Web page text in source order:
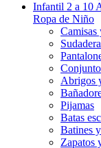
Infantil 2 a 10
Ropa de Niño
Camisas
Abrigos
Pijamas
Batas
Batines
Zapatos